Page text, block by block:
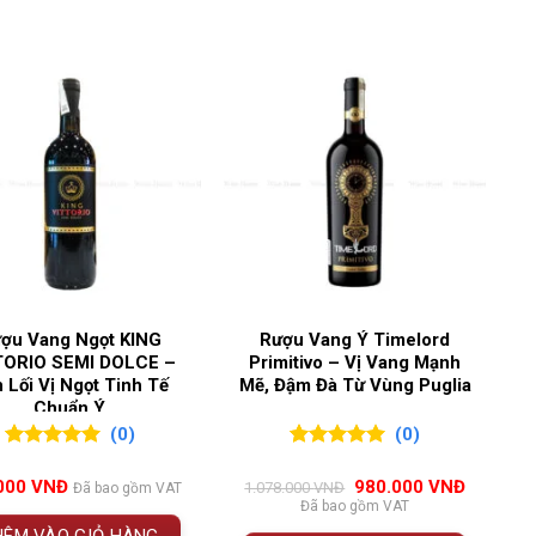
Saint-Émilion
Premier Grand Cru Classe B
. Niên vụ 2017 mang
vời theo thời gian – lý tưởng cho những ai đam
Vang Ngọt KING
SEMI DOLCE –
Lối Vị Ngọt Tinh Tế
Chuẩn Ý
đánh giá
(0)
VNĐ Đã bao gồm VAT
Rượu Vang Ý Timelord
Primitivo – Vị Vang Mạnh
Mẽ, Đậm Đà Từ Vùng Puglia
đánh giá
(0)
1.078.000VNĐ Giá
gốc
980.000VNĐGiá
Đã bao gồm VAT